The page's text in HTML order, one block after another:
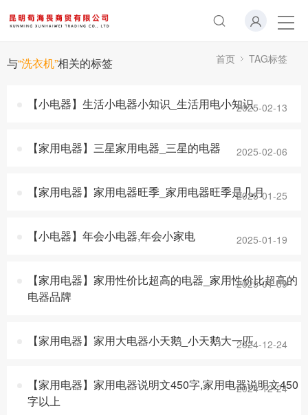
与“洗衣机”相关的标签 首页 TAG标签
【小电器】生活小电器小知识_生活用电小知识2025-02-13
【家用电器】三星家用电器_三星的电器 2025-02-06
【家用电器】家用电器旺季_家用电器旺季是几月
2025-01-25
【小电器】年会小电器,年会小家电 2025-01-19
【家用电器】家用性价比超高的电器_家用性价比超高的
电器品牌
2025-01-09
【家用电器】家用大电器小天鹅_小天鹅大一匹2024-12-24
【家用电器】家用电器说明文450字,家用电器说明文450
字以上
2024-12-24